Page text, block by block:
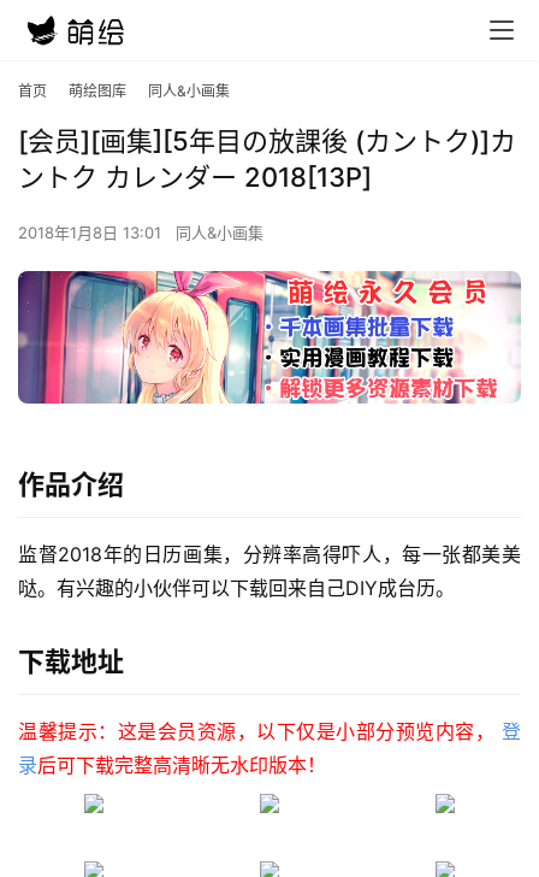
首页 萌绘图库 同人&小画集
[会员][画集][5年目の放課後 (カントク)]カ
ントク カレンダー 2018[13P]
2018年1月8日 13:01 同人&小画集
作品介绍
监督2018年的日历画集，分辨率高得吓人，每一张都美美
哒。有兴趣的小伙伴可以下载回来自己DIY成台历。
下载地址
温馨提示：这是会员资源，以下仅是小部分预览内容， 登
录后可下载完整高清晰无水印版本！